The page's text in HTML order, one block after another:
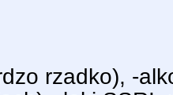
rzadko), -